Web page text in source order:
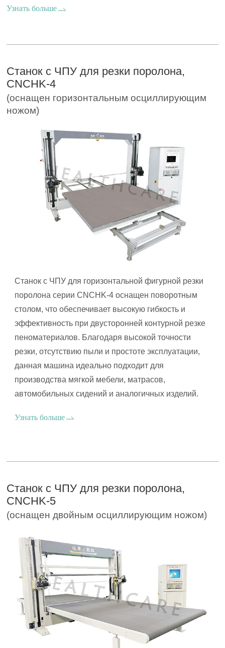
Узнать больше
Станок с ЧПУ для резки поролона,
CNCHK-4
(оснащен горизонтальным осциллирующим
ножом)
Станок с ЧПУ для горизонтальной фигурной резки
поролона серии CNCHK-4 оснащен поворотным
столом, что обеспечивает высокую гибкость и
эффективность при двусторонней контурной резке
пеноматериалов. Благодаря высокой точности
резки, отсутствию пыли и простоте эксплуатации,
данная машина идеально подходит для
производства мягкой мебели, матрасов,
автомобильных сидений и аналогичных изделий.
Узнать больше
Станок с ЧПУ для резки поролона,
CNCHK-5
(оснащен двойным осциллирующим ножом)